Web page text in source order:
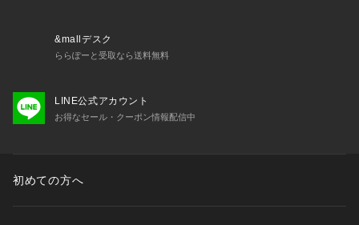
&mallデスク
ららぽーと受取なら送料無料
LINE公式アカウント
お得なセール・クーポン情報配信中
初めての方へ